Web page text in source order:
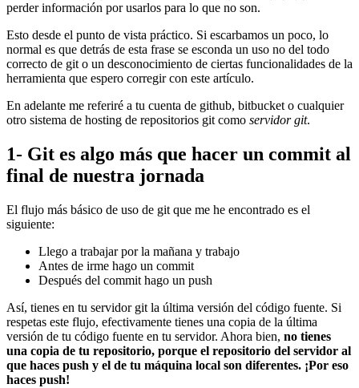
perder información por usarlos para lo que no son.
Esto desde el punto de vista práctico. Si escarbamos un poco, lo
normal es que detrás de esta frase se esconda un uso no del todo
correcto de git o un desconocimiento de ciertas funcionalidades de la
herramienta que espero corregir con este artículo.
En adelante me referiré a tu cuenta de github, bitbucket o cualquier
otro sistema de hosting de repositorios git como servidor git.
1- Git es algo más que hacer un commit al
final de nuestra jornada
El flujo más básico de uso de git que me he encontrado es el
siguiente:
Llego a trabajar por la mañana y trabajo
Antes de irme hago un commit
Después del commit hago un push
Así, tienes en tu servidor git la última versión del código fuente. Si
respetas este flujo, efectivamente tienes una copia de la última
versión de tu código fuente en tu servidor. Ahora bien, no tienes
una copia de tu repositorio, porque el repositorio del servidor al
que haces push y el de tu máquina local son diferentes. ¡Por eso
haces push!